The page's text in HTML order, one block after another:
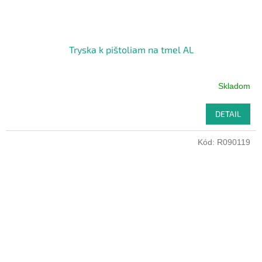
Tryska k pištoliam na tmel AL
Skladom
DETAIL
Kód: R090119